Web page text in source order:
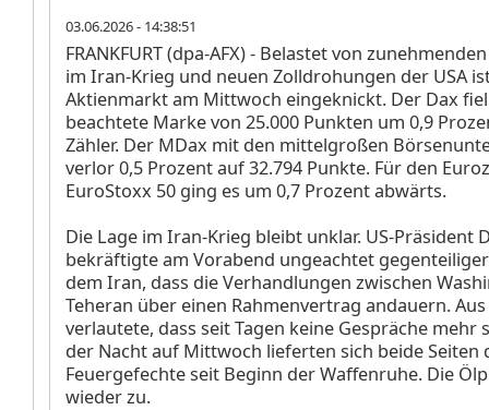
03.06.2026 - 14:38:51
FRANKFURT (dpa-AFX) - Belastet von
im Iran-Krieg und neuen Zolldrohungen der USA
Aktienmarkt am Mittwoch eingeknickt. Der Dax
beachtete Marke von 25.000 Punkten um 0,9
Zähler. Der MDax mit den mittelgroßen
verlor 0,5 Prozent auf 32.794 Punkte. Für den
EuroStoxx 50 ging es um 0,7 Prozent abwärts.
Die Lage im Iran-Krieg bleibt unklar. US-Präsident
bekräftigte am Vorabend ungeachtet
dem Iran, dass die Verhandlungen zwischen
Teheran über einen Rahmenvertrag andauern.
verlautete, dass seit Tagen keine Gespräche mehr
der Nacht auf Mittwoch lieferten sich beide Seiten
Feuergefechte seit Beginn der Waffenruhe. Die
wieder zu.